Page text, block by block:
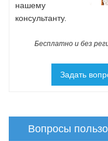
нашему
консультанту.
Бесплатно и без
Задать
Вопросы